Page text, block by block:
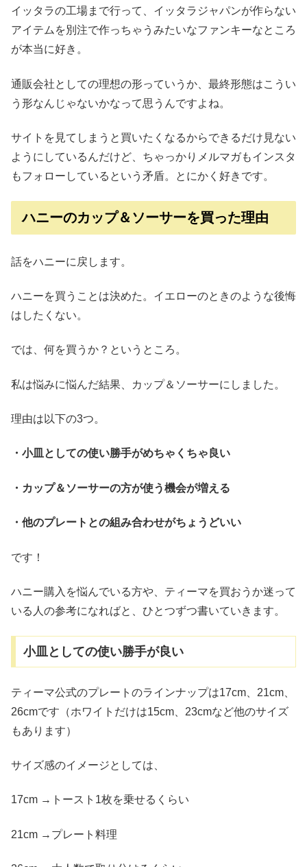
イッタラの工場まで行って、イッタラジャパンが作らない
アイテムを別注で作っちゃうみたいなファンキーなところ
が本当に好き。
通販会社としての理想の形っていうか、最終形態はこうい
う形なんじゃないかなって思うんですよね。
サイトを見てしまうと買いたくなるからできるだけ見ない
ようにしているんだけど、ちゃっかりメルマガもインスタ
もフォローしているという矛盾。とにかく好きです。
ハニーのカップ＆ソーサーを買った理由
話をハニーに戻します。
ハニーを買うことは決めた。イエローのときのような後悔
はしたくない。
では、何を買うか？というところ。
私は悩みに悩んだ結果、カップ＆ソーサーにしました。
理由は以下の3つ。
・小皿としての使い勝手がめちゃくちゃ良い
・カップ＆ソーサーの方が使う機会が増える
・他のプレートとの組み合わせがちょうどいい
です！
ハニー購入を悩んでいる方や、ティーマを買おうか迷って
いる人の参考になればと、ひとつずつ書いていきます。
小皿としての使い勝手が良い
ティーマ公式のプレートのラインナップは17cm、21cm、
26cmです（ホワイトだけは15cm、23cmなど他のサイズ
もあります）
サイズ感のイメージとしては、
17cm →トースト1枚を乗せるくらい
21cm →プレート料理